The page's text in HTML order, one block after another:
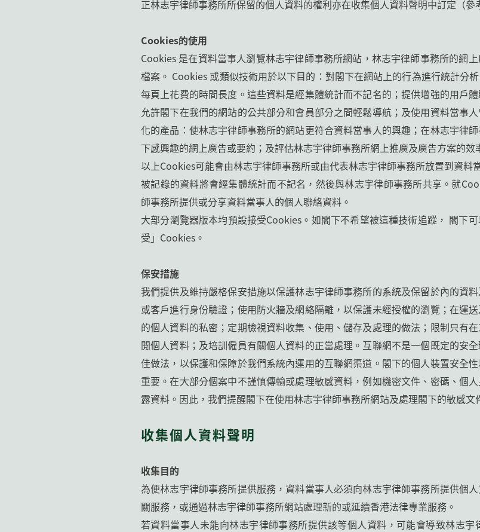
正林志宇律師事務所所保留的個人資料的權利亦在收集個人資料聲明中訂定（參
Cookies的使用
Cookies 是在資料當事人瀏覽林志宇律師事務所網站，林志宇律師事務所的網
檔案。 Cookies 或類似技術用於以下目的：對閣下在網站上的行為進行統計分
每頁上花費的時間長度。這些資料是經集體統計而不記名的；提供增強的用戶
允許閣下在我們的網站的公共部分和會員部分之間輕鬆導航；及使用資料當事
化的產品：使林志宇律師事務所的網站更符合資料當事人的興趣；在林志宇律
下感興趣的網上廣告或要約；及評估林志宇律師事務所網上推廣及廣告方案的效
以上Cookies可能會由林志宇律師事務所或由代表林志宇律師事務所放置到資
被記錄的資料將會經集體統計而不記名，然後與林志宇律師事務所共享。就
師事務所提供或分享資料當事人的個人聯絡資料。
大部分瀏覽器版本均預設接受Cookies。如閣下不希望被這種技術追蹤， 閣下
受」Cookies。
保安措施
我們提供及維持嚴格保安措施以保護林志宇律師事務所的系統及保留於內的資
或客戶進行身份驗證；使用防火牆及網絡隔離，以保護未經授權的瀏覽；在運
的個人資料的私密；定期檢視資料收集、使用、儲存及處理的做法；限制只有
閱個人資料；及培訓僱員有關個人資料的正當處理。互聯網不是一個既定的安
佳做法，以保護和保障於我們系統內運用的互聯網渠道。閣下的個人裝置安全
重要。在大部分個案中不謹慎傳輸或處理敏感資料，例如機密文件、密碼、個
露資料。因此，我們提醒閣下在使用林志宇律師事務所網站及處理閣下的敏感文
收集個人資料聲明
收集目的
為便林志宇律師事務所提供服務，資料當事人必須向林志宇律師事務所提供個
關服務，或通過林志宇律師事務所網站處理新的或延續香港法律專業服務。
若資料當事人未能向林志宇律師事務所提供該等個人資料，可能會導致林志